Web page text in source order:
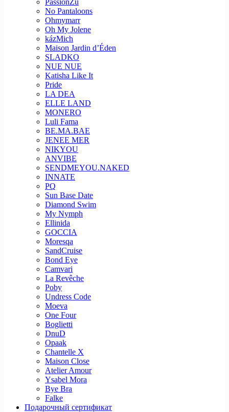
PassionZu
No Pantaloons
Ohmymarr
Oh My Jolene
kázMich
Maison Jardin d’Éden
SLADKO
NUE NUE
Katisha Like It
Pride
LA DEA
ELLE LAND
MONERO
Luli Fama
BE.MA.BAE
JENEE MER
NIKYOU
ANVIBE
SENDMEYOU.NAKED
INNATE
PQ
Sun Base Date
Diamond Swim
My Nymph
Ellinida
GOCCIA
Moresqa
SandCruise
Bond Eye
Camvari
La Revêche
Poby
Undress Code
Moeva
One Four
Boglietti
DnuD
Opaak
Chantelle X
Maison Close
Atelier Amour
Ysabel Mora
Bye Bra
Falke
Подарочный сертификат